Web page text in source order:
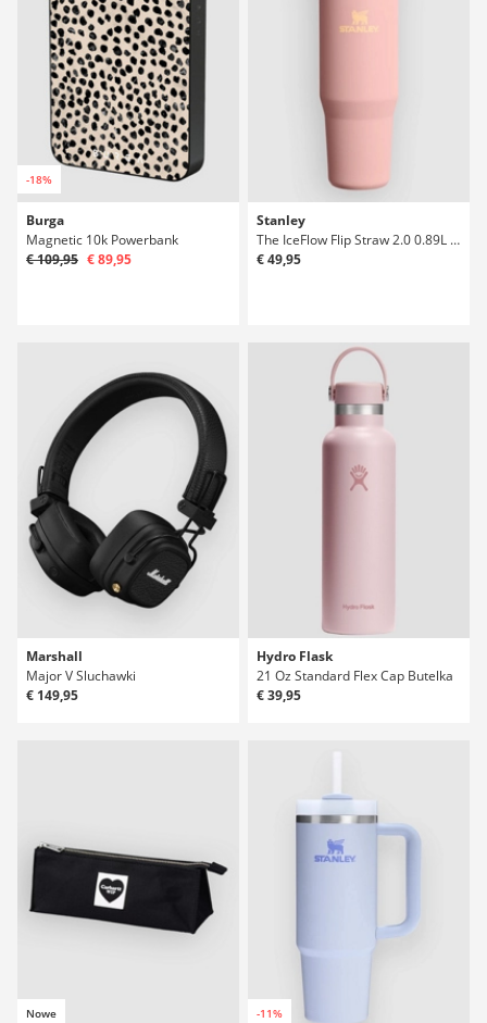
-18%
Burga
Magnetic 10k Powerbank
€ 109,95 € 89,95
Stanley
The IceFlow Flip Straw 2.0 0.89L / 30oz Butelka
€ 49,95
Marshall
Major V Sluchawki
€ 149,95
Hydro Flask
21 Oz Standard Flex Cap Butelka
€ 39,95
Nowe -11%